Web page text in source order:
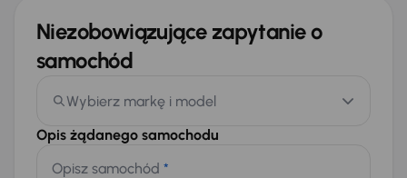
Niezobowiązujące zapytanie o
samochód
Wybierz markę i model
Opis żądanego samochodu
Opisz samochód *